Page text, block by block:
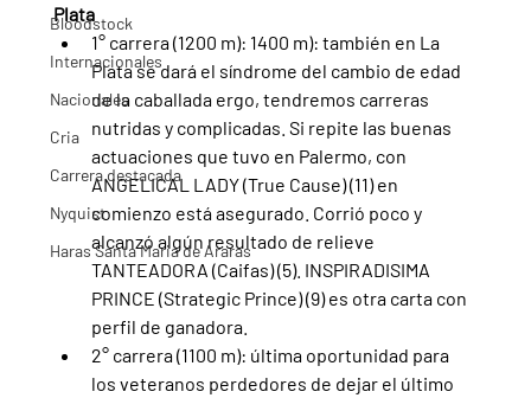
Bloodstock
Internacionales
Nacionales
Cria
Carrera destacada
Nyquist
Haras Santa Maria de Araras
Plata
1° carrera (1200 m): 1400 m): también en La
Plata se dará el síndrome del cambio de edad
de la caballada ergo, tendremos carreras
nutridas y complicadas. Si repite las buenas
actuaciones que tuvo en Palermo, con
ANGELICAL LADY (True Cause) (11) en
comienzo está asegurado. Corrió poco y
alcanzó algún resultado de relieve
TANTEADORA (Caifas) (5). INSPIRADISIMA
PRINCE (Strategic Prince) (9) es otra carta con
perfil de ganadora.
2° carrera (1100 m): última oportunidad para
los veteranos perdedores de dejar el último